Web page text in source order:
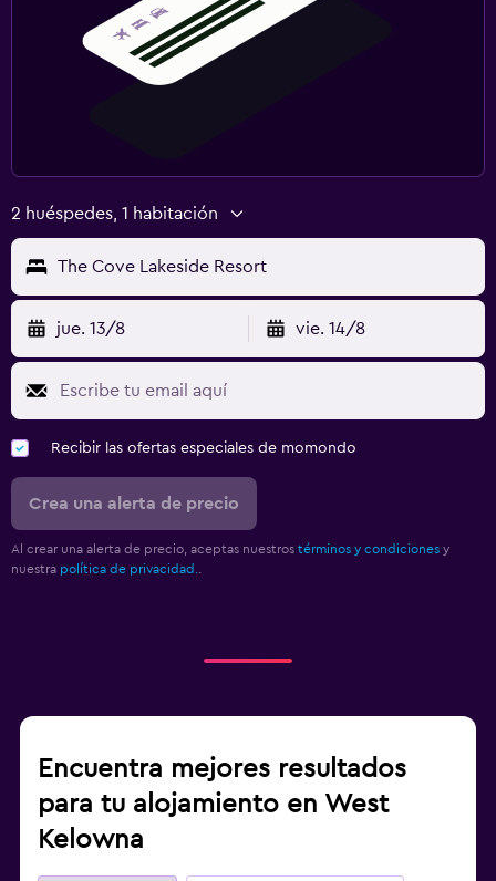
2 huéspedes, 1 habitación
The Cove Lakeside Resort
jue. 13/8 vie. 14/8
Recibir las ofertas especiales de momondo
Crea una alerta de precio
Al crear una alerta de precio, aceptas nuestros términos y condiciones y
nuestra política de privacidad.
Encuentra mejores resultados
para tu alojamiento en West
Kelowna